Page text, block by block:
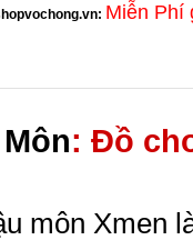
: Miễn Phí
: Đồ
môn Xmen